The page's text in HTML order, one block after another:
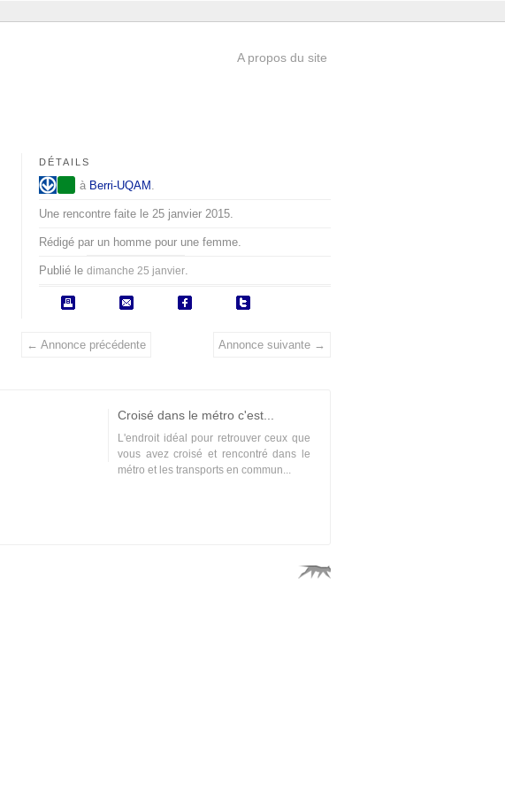
A propos du site
DÉTAILS
à Berri-UQAM .
Une rencontre faite le 25 janvier 2015.
Rédigé par un homme pour une femme.
Publié le dimanche 25 janvier.
← Annonce précédente Annonce suivante →
Croisé dans le métro c'est...
L'endroit idéal pour retrouver ceux que
vous avez croisé et rencontré dans le
métro et les transports en commun...